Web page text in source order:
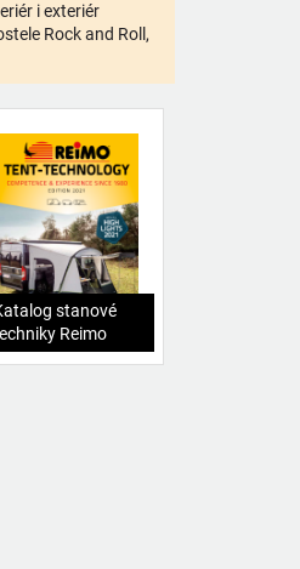
i exteriér
Rock and Roll,
stanové
Reimo